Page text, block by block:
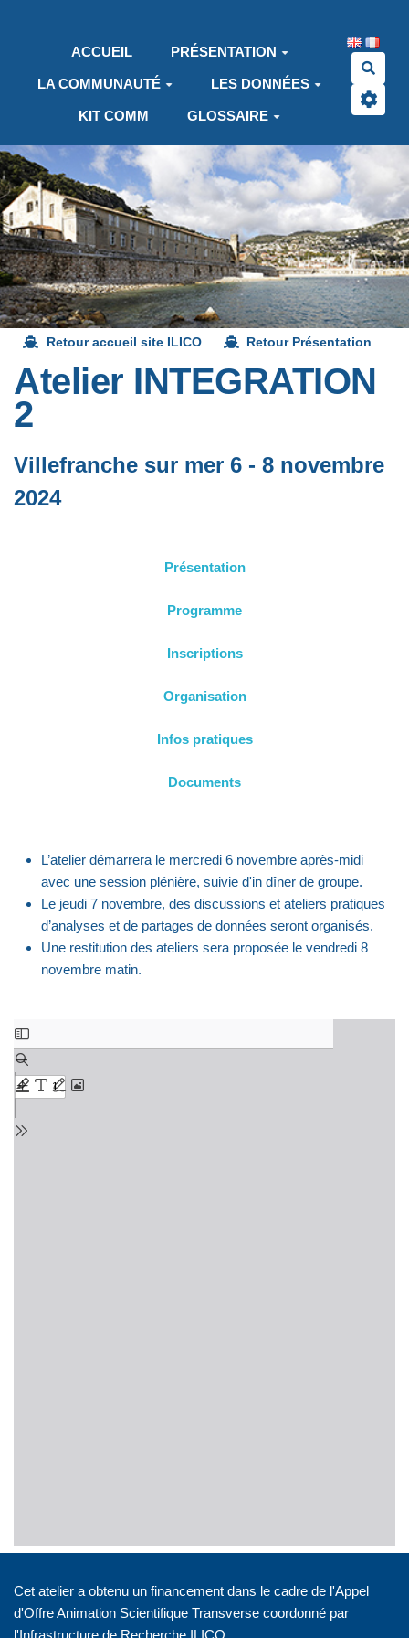
ACCUEIL
PRÉSENTATION
LA COMMUNAUTÉ LES DONNÉES
KIT COMM GLOSSAIRE
Retour accueil site ILICO Retour Présentation
Atelier INTEGRATION
2
Villefranche sur mer 6 - 8 novembre
2024
Présentation
Programme
Inscriptions
Organisation
Infos pratiques
Documents
L’atelier démarrera le mercredi 6 novembre après-midi
avec une session plénière, suivie d'in dîner de groupe.
Le jeudi 7 novembre, des discussions et ateliers pratiques
d’analyses et de partages de données seront organisés.
Une restitution des ateliers sera proposée le vendredi 8
novembre matin.
Cet atelier a obtenu un financement dans le cadre de l'Appel
d'Offre Animation Scientifique Transverse coordonné par
l'Infrastructure de Recherche ILICO.